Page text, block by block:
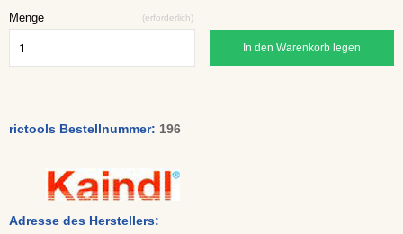
Menge (erforderlich)
In den Warenkorb legen
rictools Bestellnummer: 196
Adresse des Herstellers: